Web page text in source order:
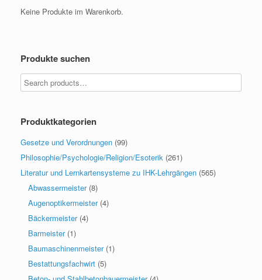
Keine Produkte im Warenkorb.
Produkte suchen
Produktkategorien
Gesetze und Verordnungen (99)
Philosophie/Psychologie/Religion/Esoterik (261)
Literatur und Lernkartensysteme zu IHK-Lehrgängen (565)
Abwassermeister (8)
Augenoptikermeister (4)
Bäckermeister (4)
Barmeister (1)
Baumaschinenmeister (1)
Bestattungsfachwirt (5)